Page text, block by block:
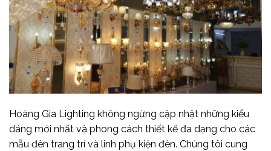
Hoàng Gia Lighting không ngừng cập nhật những kiểu
dáng mới nhất và phong cách thiết kế đa dạng cho các
mẫu đèn trang trí và linh phụ kiện đèn. Chúng tôi cung